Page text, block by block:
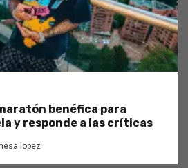
benéfica para
y responde a las críticas
lopez